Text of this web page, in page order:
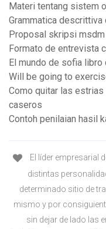
Materi tentang sistem
Grammatica
Proposal skripsi
Formato de entrevista
El mundo de sofia
Will be going to
Como quitar las
caseros
Contoh penilaian hasil
El líder empresarial
distintas
determinado sitio de
mismo y por
sin dejar de lado las